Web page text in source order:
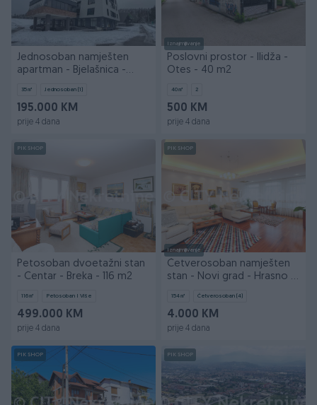
Jednosoban namješten
apartman - Bjelašnica -
35㎡ Jednosoban (1)
195.000 KM
prije 4 dana
Iznajmljivanje
Poslovni prostor - Ilidža -
Otes - 40 m2
40㎡ 2
500 KM
prije 4 dana
PIK SHOP
Petosoban dvoetažni stan
- Centar - Breka - 116 m2
116㎡ Petosoban I Više
499.000 KM
prije 4 dana
PIK SHOP
Iznajmljivanje
Četverosoban namješten
stan - Novi grad - Hrasno -
154㎡ Četverosoban (4)
4.000 KM
prije 4 dana
PIK SHOP PIK SHOP